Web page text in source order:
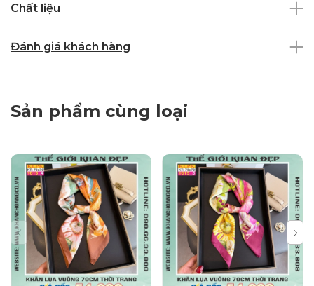
Chất liệu
Đánh giá khách hàng
Sản phẩm cùng loại